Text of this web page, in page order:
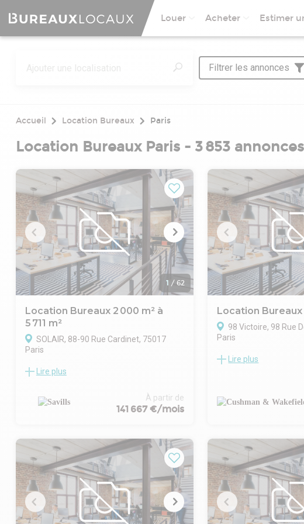
Louer Acheter Estimer
Filtrer les annonces
Accueil Location Bureaux Paris
Location Bureaux Paris - 3 853 annonces
1 /62
Location Bureaux 2 000 m² à
5 711 m²
SOLAIR, 88-90 Rue Cardinet, 75017
Paris
SAVILLS vous propose à la location un
711 m² de bureaux et d'espaces
communs, idéal pour accueillir jusqu'à 562
moderne propose des volumes généreux
et des vues dégagées sur la capitale.
Profitez de 500 m² d'espaces extérieurs,
incluant terrasses et rooftop avec vue
panoramique à 360°, ainsi que 285 m²
d'espaces plantés pour un cadre de travail
inspirant.
Lire plus
À partir de
141 667 €/mois
Location Bureaux
98 Victoire, 98 Rue
Paris
Le 98 Victoire allie
végétalisé, espaces de
plateaux de bureaux
informels pour
chacun.
Le projet de
du 98 Victoire s'inscrit
raisonnée de
et de réversibilité du
L'intervention se fait
Lire plus